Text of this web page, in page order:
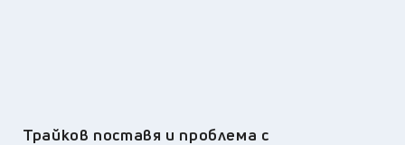
Трайков поставя и проблема с